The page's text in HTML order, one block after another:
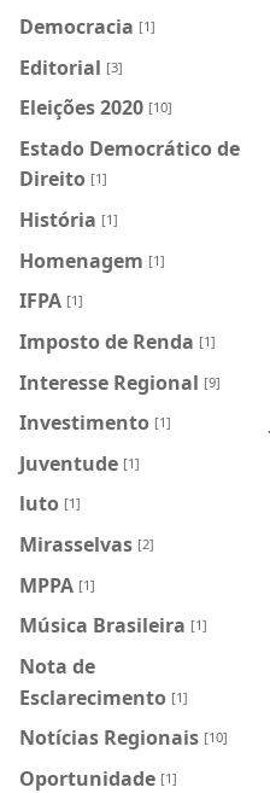
Democracia [1]
Editorial [3]
Eleições 2020 [10]
Estado Democrático de
Direito [1]
História [1]
Homenagem [1]
IFPA [1]
Imposto de Renda [1]
Interesse Regional [9]
Investimento [1]
Juventude [1]
luto [1]
Mirasselvas [2]
MPPA [1]
Música Brasileira [1]
Nota de
Esclarecimento [1]
Notícias Regionais [10]
Oportunidade [1]